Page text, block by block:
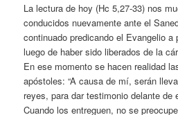
La lectura de hoy (Hc 5,27-33) nos
conducidos nuevamente ante el
continuado predicando el Evangelio
luego de haber sido liberados de la
En ese momento se hacen realidad
apóstoles: “A causa de mí, serán
reyes, para dar testimonio delante de
Cuando los entreguen, no se